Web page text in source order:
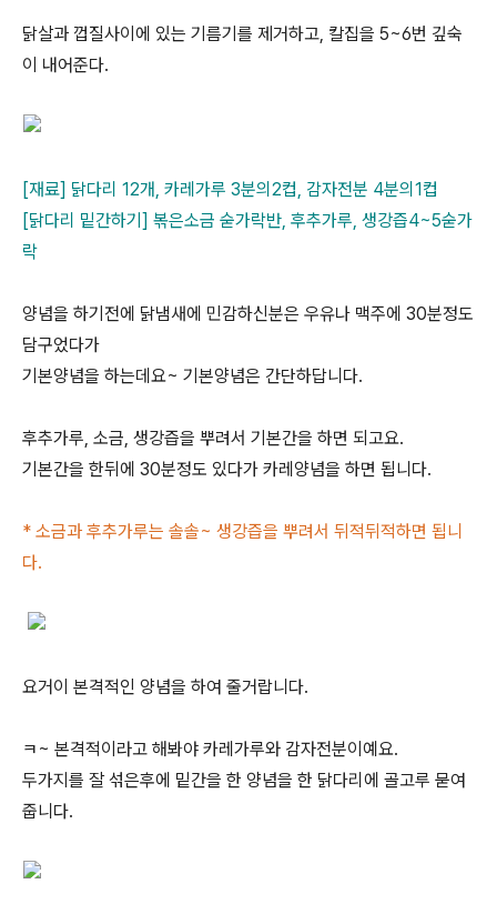
닭살과 껍질사이에 있는 기름기를 제거하고, 칼집을 5~6번 깊숙
이 내어준다.
[재료] 닭다리 12개, 카레가루 3분의2컵, 감자전분 4분의1컵
[닭다리 밑간하기] 볶은소금 숟가락반, 후추가루, 생강즙4~5숟가
락
양념을 하기전에 닭냄새에 민감하신분은 우유나 맥주에 30분정도
담구었다가
기본양념을 하는데요~ 기본양념은 간단하답니다.
후추가루, 소금, 생강즙을 뿌려서 기본간을 하면 되고요.
기본간을 한뒤에 30분정도 있다가 카레양념을 하면 됩니다.
* 소금과 후추가루는 솔솔~ 생강즙을 뿌려서 뒤적뒤적하면 됩니
다.
요거이 본격적인 양념을 하여 줄거랍니다.
ㅋ~ 본격적이라고 해봐야 카레가루와 감자전분이예요.
두가지를 잘 섞은후에 밑간을 한 양념을 한 닭다리에 골고루 묻여
줍니다.